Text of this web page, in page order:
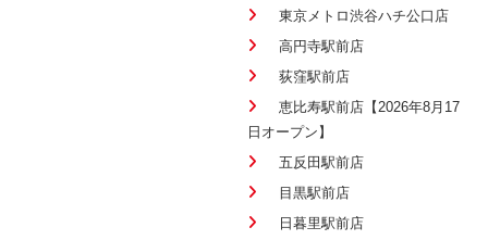
東京メトロ渋谷ハチ公口店
高円寺駅前店
荻窪駅前店
恵比寿駅前店【2026年8月17
日オープン】
五反田駅前店
目黒駅前店
日暮里駅前店